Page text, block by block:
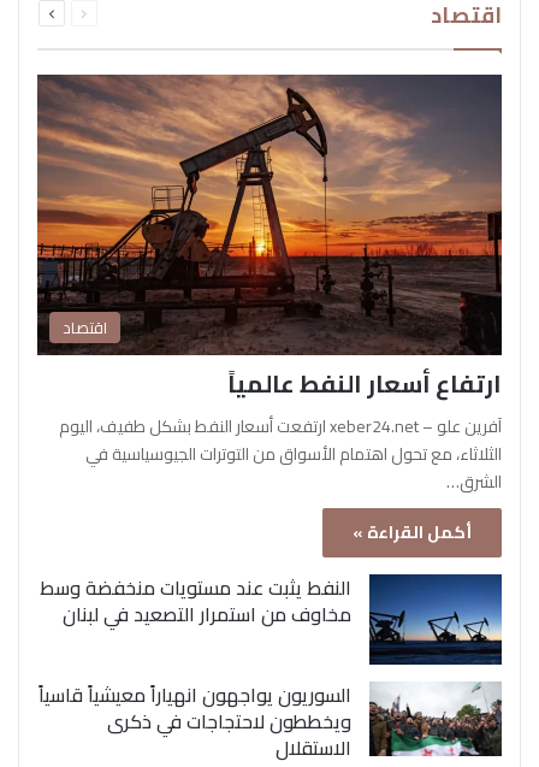
اقتصاد الصفحةالصفحة
اقتصاد
ارتفاع أسعار النفط عالمياً
آفرين علو – xeber24.net ارتفعت أسعار النفط بشكل طفيف، اليوم
الثلاثاء، مع تحول اهتمام الأسواق من التوترات الجيوسياسية في
الشرق…
أكمل القراءة »
النفط يثبت عند مستويات منخفضة وسط
مخاوف من استمرار التصعيد في لبنان
السوريون يواجهون انهياراً معيشياً قاسياً
ويخططون لاحتجاجات في ذكرى
الاستقلال